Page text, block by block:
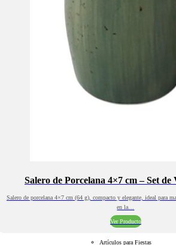
Salero de Porcelana 4×7 cm – Set
Salero de porcelana 4×7 cm (64 g), compacto y elegante, ideal para
en la…
Ver Producto
Artículos para Fiestas